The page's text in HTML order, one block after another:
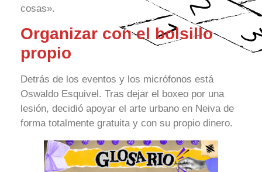
cosas».
Organizar con el bolsillo
propio
Detrás de los eventos y los micrófonos está
Oswaldo Esquivel. Tras dejar el boxeo por una
lesión, decidió apoyar el arte urbano en Neiva de
forma totalmente gratuita y con su propio dinero.